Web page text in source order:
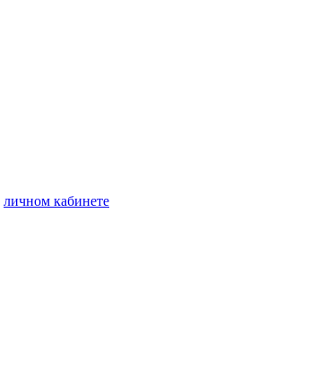
личном кабинете